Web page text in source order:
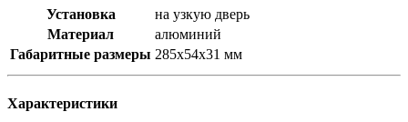
Установка
на узкую дверь
Материал
алюминий
Габаритные размеры 285х54х31 мм
Характеристики